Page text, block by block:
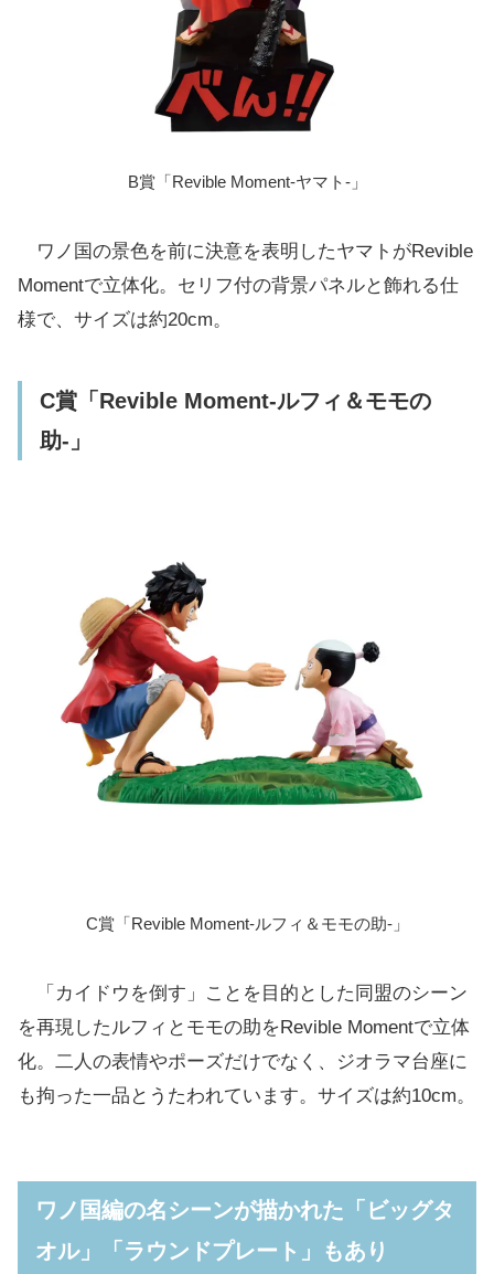
B賞「Revible Moment-ヤマト-」
ワノ国の景色を前に決意を表明したヤマトがRevible
Momentで立体化。セリフ付の背景パネルと飾れる仕
様で、サイズは約20cm。
C賞「Revible Moment-ルフィ＆モモの
助-」
C賞「Revible Moment-ルフィ＆モモの助-」
「カイドウを倒す」ことを目的とした同盟のシーン
を再現したルフィとモモの助をRevible Momentで立体
化。二人の表情やポーズだけでなく、ジオラマ台座に
も拘った一品とうたわれています。サイズは約10cm。
ワノ国編の名シーンが描かれた「ビッグタ
オル」「ラウンドプレート」もあり